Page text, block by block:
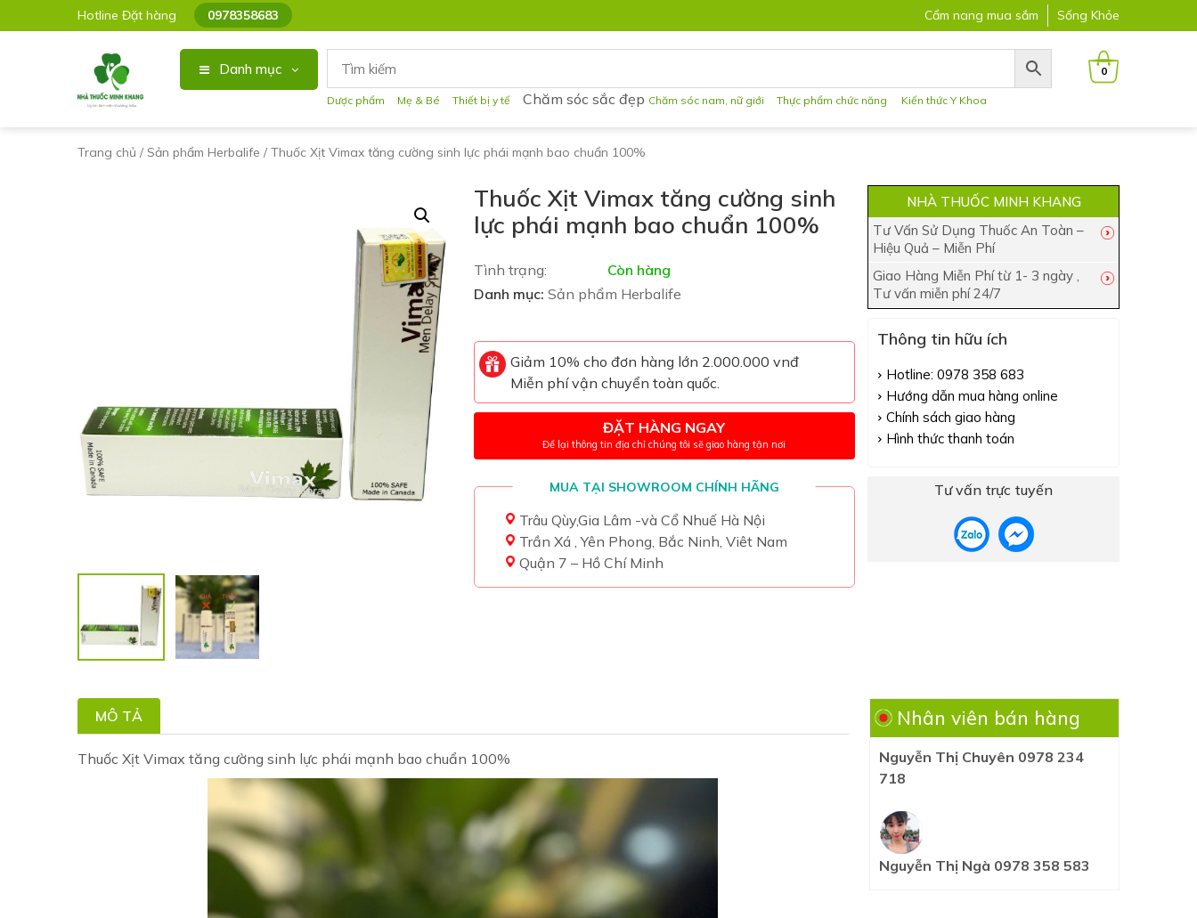
Hotline Đặt hàng 0978358683 Cẩm nang mua sắm Sống Khỏe
Danh mục
Dược phẩm Mẹ & Bé Thiết bị y tế Chăm sóc sắc đẹp Chăm sóc nam, nữ giới Thực phẩm chức năng Kiến thức Y Khoa
0
Trang chủ / Sản phẩm Herbalife / Thuốc Xịt Vimax tăng cường sinh lực phái mạnh bao chuẩn 100%
Thuốc Xịt Vimax tăng cường sinh
lực phái mạnh bao chuẩn 100%
Tình trạng:
Còn hàng
Danh mục: Sản phẩm Herbalife
Giảm 10% cho đơn hàng lớn 2.000.000 vnđ
Miễn phí vận chuyển toàn quốc.
ĐẶT HÀNG NGAY
Để lại thông tin địa chỉ chúng tôi sẽ giao hàng tận nơi
MUA TẠI SHOWROOM CHÍNH HÃNG
Trâu Qùy,Gia Lâm -và Cổ Nhuế Hà Nội
Trần Xá , Yên Phong, Bắc Ninh, Viêt Nam
Quận 7 – Hồ Chí Minh
NHÀ THUỐC MINH KHANG
Tư Vấn Sử Dụng Thuốc An Toàn –
Hiệu Quả – Miễn Phí
Giao Hàng Miễn Phí từ 1- 3 ngày ,
Tư vấn miễn phí 24/7
Thông tin hữu ích
Hotline: 0978 358 683
Hướng dẫn mua hàng online
Chính sách giao hàng
Hình thức thanh toán
Tư vấn trực tuyến
MÔ TẢ
Thuốc Xịt Vimax tăng cường sinh lực phái mạnh bao chuẩn 100%
Nhân viên bán hàng
Nguyễn Thị Chuyên 0978 234
718
Nguyễn Thị Ngà 0978 358 583